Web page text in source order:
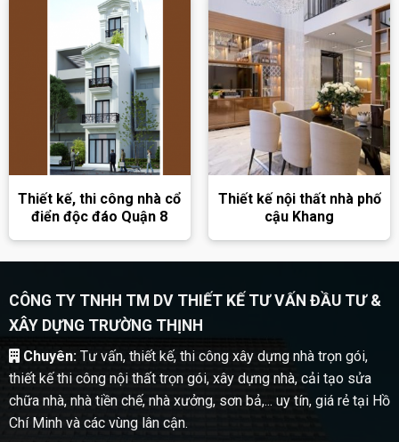
Thiết kế, thi công nhà cổ
điển độc đáo Quận 8
Thiết kế nội thất nhà phố
cậu Khang
CÔNG TY TNHH TM DV THIẾT KẾ TƯ VẤN ĐẦU TƯ &
XÂY DỰNG TRƯỜNG THỊNH
Chuyên:Tư vấn, thiết kế, thi công xây dựng nhà trọn gói,
thiết kế thi công nội thất trọn gói, xây dựng nhà, cải tạo sửa
chữa nhà, nhà tiền chế, nhà xưởng, sơn bả,... uy tín, giá rẻ tại Hồ
Chí Minh và các vùng lân cận.